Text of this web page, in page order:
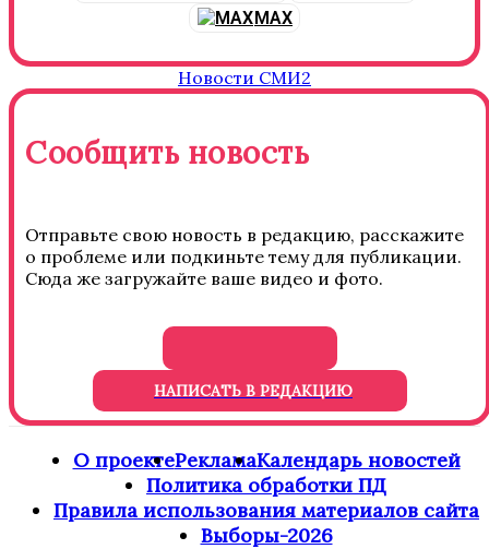
MAX
Новости СМИ2
Сообщить новость
Отправьте свою новость в редакцию, расскажите
о проблеме или подкиньте тему для публикации.
Сюда же загружайте ваше видео и фото.
НАПИСАТЬ В РЕДАКЦИЮ
О проектеРекламаКалендарь новостей
Политика обработки ПД
Правила использования материалов сайта
Выборы-2026